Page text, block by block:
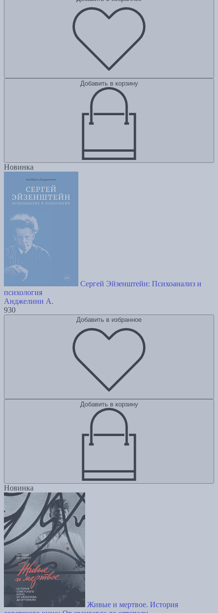
Добавить в корзину
Новинка
Сергей Эйзенштейн: Психоанализ и
психология
Анджелини А.
930
Добавить в избранное
Добавить в корзину
Новинка
Живые и мертвое. История